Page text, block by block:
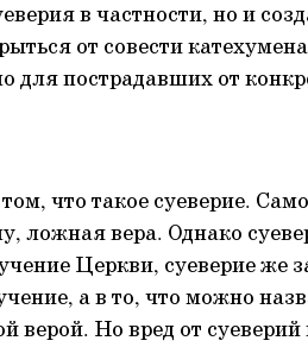
в частности, но и
от совести
для пострадавших от
что такое суеверие.
ложная вера. Однако
Церкви, суеверие же
а в то, что можно
верой. Но вред от